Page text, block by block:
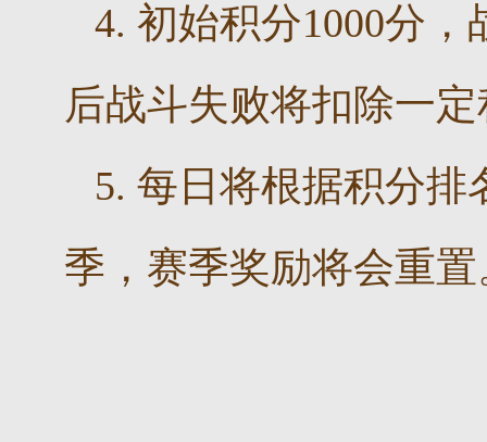
4. 初始积分1000分
后战斗失败将扣除一
5. 每日将根据积分排
季，赛季奖励将会重置